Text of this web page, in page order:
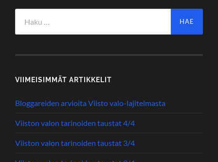
VIIMEISIMMÄT ARTIKKELIT
Bloggareiden arvioita Viisto valo-lajitelmasta
Viiston valon tarinoiden taustat 4/4
Viiston valon tarinoiden taustat 3/4